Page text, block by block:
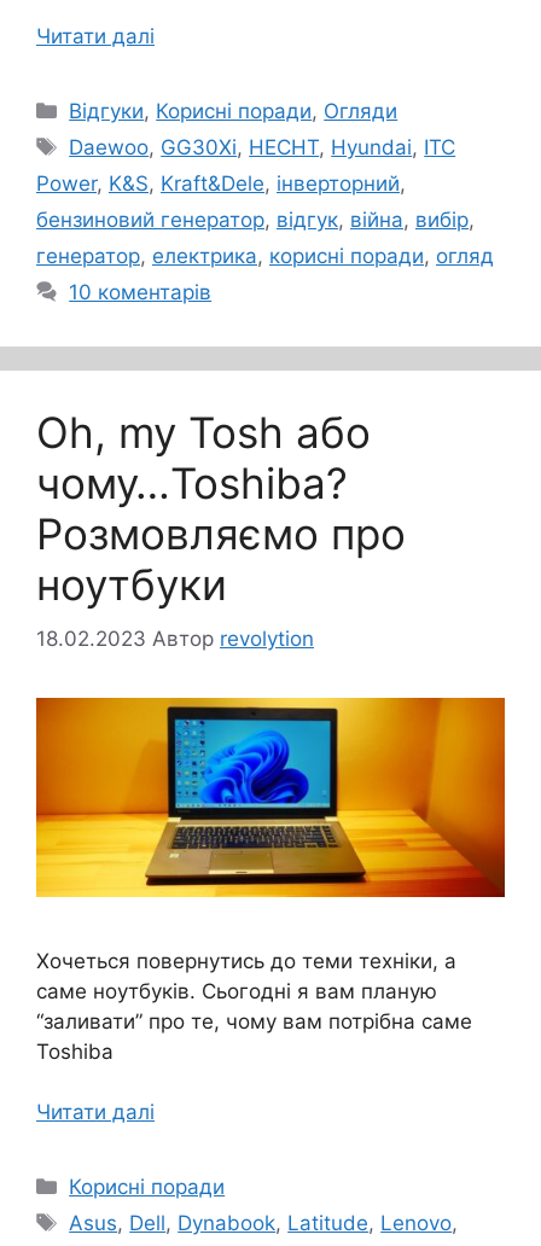
Читати далі
Категорії
Відгуки, Корисні поради, Огляди
Позначки
Daewoo, GG30Xi, HECHT, Hyundai, ITC
Power, K&S, Kraft&Dele, інверторний,
бензиновий генератор, відгук, війна, вибір,
генератор, електрика, корисні поради, огляд
10 коментарів
Oh, my Tosh або
чому…Toshiba?
Розмовляємо про
ноутбуки
18.02.2023 Автор revolytion
Хочеться повернутись до теми техніки, а
саме ноутбуків. Сьогодні я вам планую
“заливати” про те, чому вам потрібна саме
Toshiba
Читати далі
Категорії
Корисні поради
Позначки
Asus, Dell, Dynabook, Latitude, Lenovo,